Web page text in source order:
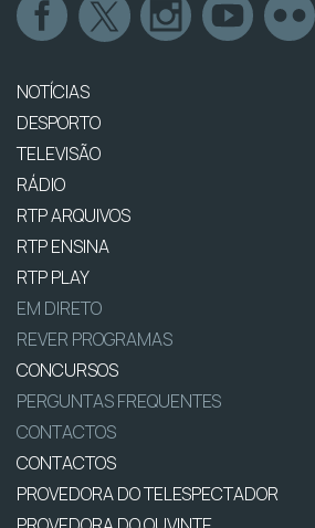
NOTÍCIAS
DESPORTO
TELEVISÃO
RÁDIO
RTP ARQUIVOS
RTP ENSINA
RTP PLAY
EM DIRETO
REVER PROGRAMAS
CONCURSOS
PERGUNTAS FREQUENTES
CONTACTOS
CONTACTOS
PROVEDORA DO TELESPECTADOR